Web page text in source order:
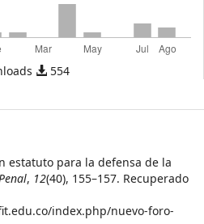
554
estatuto para la defensa de la
, 12(40), 155–157. Recuperado
index.php/nuevo-foro-